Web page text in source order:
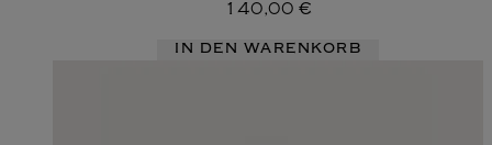
140,00 €
IN DEN WARENKORB